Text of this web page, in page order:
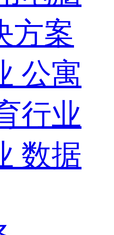
方案
公寓
行业
数据